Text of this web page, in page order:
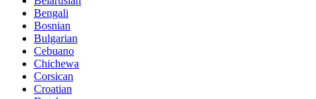
Bengali
Bosnian
Bulgarian
Cebuano
Chichewa
Corsican
Croatian